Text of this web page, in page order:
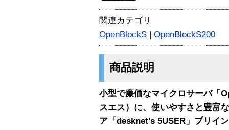
関連カテゴリ
OpenBlockS | OpenBlockS200
商品説明
小型で廉価なマイクロサーバ「
スエス）に、使いやすさと豊富
ア「desknet’s 5USER」プリイ